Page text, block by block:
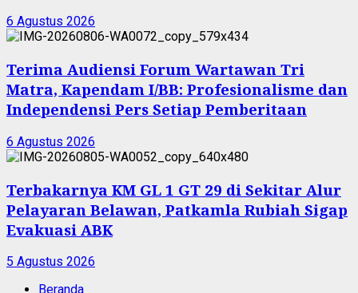
6 Agustus 2026
Terima Audiensi Forum Wartawan Tri
Matra, Kapendam I/BB: Profesionalisme dan
Independensi Pers Setiap Pemberitaan
6 Agustus 2026
Terbakarnya KM GL 1 GT 29 di Sekitar Alur
Pelayaran Belawan, Patkamla Rubiah Sigap
Evakuasi ABK
5 Agustus 2026
Beranda